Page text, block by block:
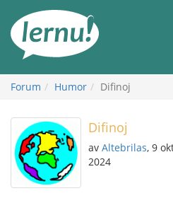
sidans
innehåll
Forum Humor Difinoj
Difinoj
av Altebrilas, 9
2024